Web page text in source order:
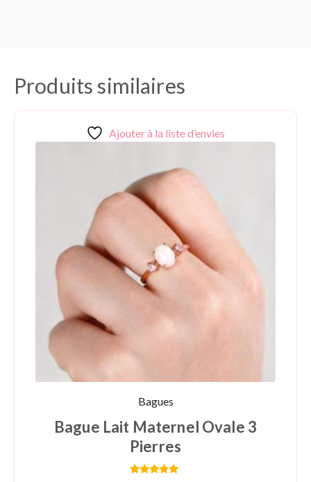
Produits similaires
Ajouter à la liste d’envies
Bagues
Bague Lait Maternel Ovale 3
Pierres